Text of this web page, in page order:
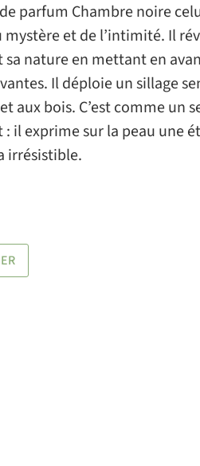
parfum Chambre noire
et de l’intimité. Il
sa nature en mettant en
Il déploie un sillage
aux bois. C’est comme un
il exprime sur la peau une
irrésistible.